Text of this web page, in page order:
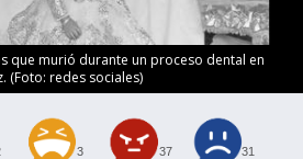
que murió durante un proceso dental en
(Foto: redes sociales)
3 37 31